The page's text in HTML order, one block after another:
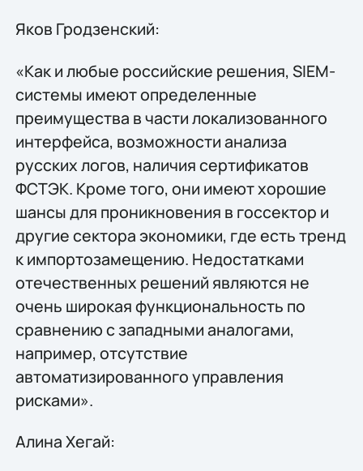
Яков Гродзенский:
«Как и любые российские решения, SIEM-
системы имеют определенные
преимущества в части локализованного
интерфейса, возможности анализа
русских логов, наличия сертификатов
ФСТЭК. Кроме того, они имеют хорошие
шансы для проникновения в госсектор и
другие сектора экономики, где есть тренд
к импортозамещению. Недостатками
отечественных решений являются не
очень широкая функциональность по
сравнению с западными аналогами,
например, отсутствие
автоматизированного управления
рисками».
Алина Хегай: